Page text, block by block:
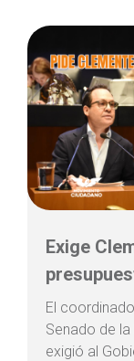
Exige
El
Senado de la
exigió al